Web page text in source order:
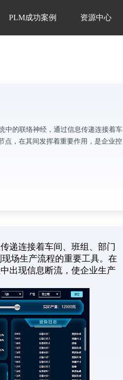
PLM成功案例 资源中心
中的联络神经，通过信息传递连接着车
点，在其间发挥着重要作用，是企业控
递连接着车间、班组、部门
场生产流程的重要工具。在
出现信息断流，使企业生产